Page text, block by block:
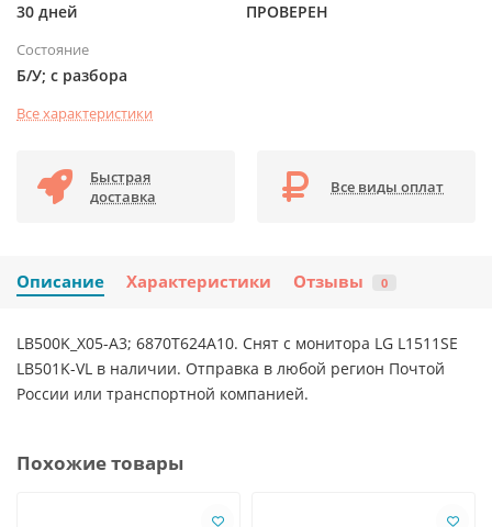
30 дней ПРОВЕРЕН
Состояние
Б/У; с разбора
Все характеристики
Быстрая
доставка
Все виды оплат
Описание Характеристики Отзывы 0
LB500K_X05-A3; 6870T624A10. Снят с монитора LG L1511SE
LB501K-VL в наличии. Отправка в любой регион Почтой
России или транспортной компанией.
Похожие товары